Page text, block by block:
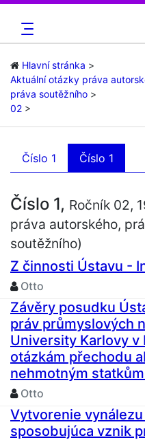
Hlavní stránka
Aktuální otázky práva
práva soutěžního
02
Číslo 1 Číslo 1
Číslo 1, Ročník 02,
práva autorského,
soutěžního)
Z činnosti Ústavu -
Otto
Závěry posudku
práv průmyslových
University Karlovy v
otázkám přechodu
nehmotným
Otto
Vytvorenie
sposobujúca vznik